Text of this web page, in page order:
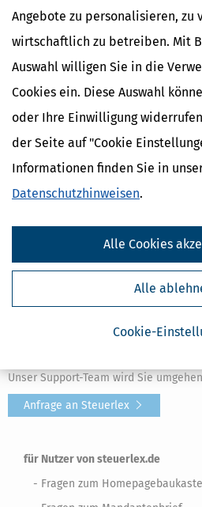
Angebote zu personalisieren, zu
wirtschaftlich zu betreiben. Mit
Auswahl willigen Sie in die
Cookies ein. Diese Auswahl
oder Ihre Einwilligung
der Seite auf "Cookie
Informationen finden Sie in
Datenschutzhinweisen.
Cookie-
Alle
Alle Cookies
Probleme auf der Website
für Nutzer von Steuertipps.de
- Login / Registrierung
- Shop-Bestellung
- Newsletter
- Download Software / E-Book
- und ähnliche Themen
Fragen rund um
Nutzen Sie bitte unser Online-
Unser Support-Team wird Sie
Anfrage an Steuerlex
für Nutzer von steuerlex.de
- Fragen zum